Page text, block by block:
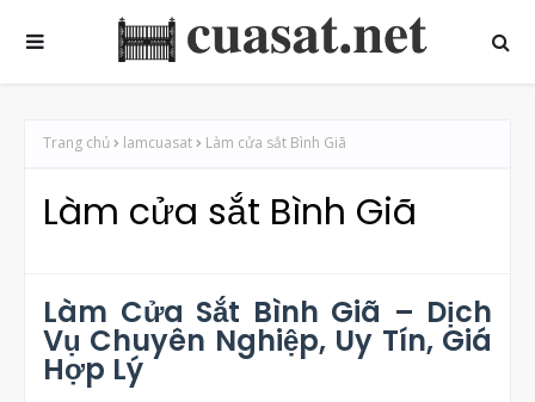
Trang chủ lamcuasat Làm cửa sắt Bình Giã
Làm cửa sắt Bình Giã
Làm Cửa Sắt Bình Giã – Dịch
Vụ Chuyên Nghiệp, Uy Tín, Giá
Hợp Lý